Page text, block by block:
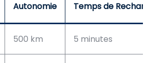
Autonomie Temps de
500 km 5 minutes